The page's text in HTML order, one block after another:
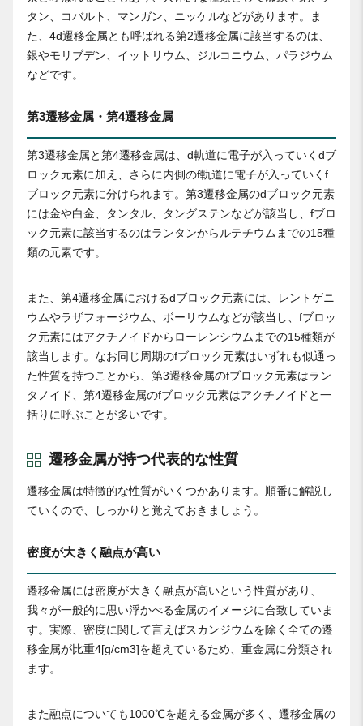
タン、コバルト、マンガン、ニッケルなどがあります。ま
た、4d遷移金属とも呼ばれる第2遷移金属に該当するのは、
銀やモリブデン、イットリウム、ジルコニウム、パラジウム
などです。
第3遷移金属・第4遷移金属
第3遷移金属と第4遷移金属は、d軌道に電子が入っていくdブ
ロック元素に加え、さらに内側のf軌道に電子が入っていくf
ブロック元素に分けられます。第3遷移金属のdブロック元素
には金や白金、タンタル、タングステンなどが該当し、fブロ
ック元素に該当するのはランタンからルテチウムまでの15種
類の元素です。
また、第4遷移金属におけるdブロック元素には、レントゲニ
ウムやラザフォージウム、ボーリウムなどが該当し、fブロッ
ク元素にはアクチノイドからローレンシウムまでの15種類が
該当します。なお同じ周期のfブロック元素はいずれも似通っ
た性質を持つことから、第3遷移金属のfブロック元素はラン
タノイド、第4遷移金属のfブロック元素はアクチノイドと一
括りに呼ぶことが多いです。
遷移金属が持つ代表的な性質
遷移金属は特徴的な性質がいくつかあります。順番に解説し
ていくので、しっかりと覚えておきましょう。
密度が大きく融点が高い
遷移金属には密度が大きく融点が高いという性質があり、
我々が一般的に思い浮かべる金属のイメージに合致していま
す。実際、密度に関して言えばスカンジウムを除く全ての遷
移金属が比重4[g/cm3]を超えているため、重金属に分類され
ます。
また融点についても1000℃を超える金属が多く、遷移金属の